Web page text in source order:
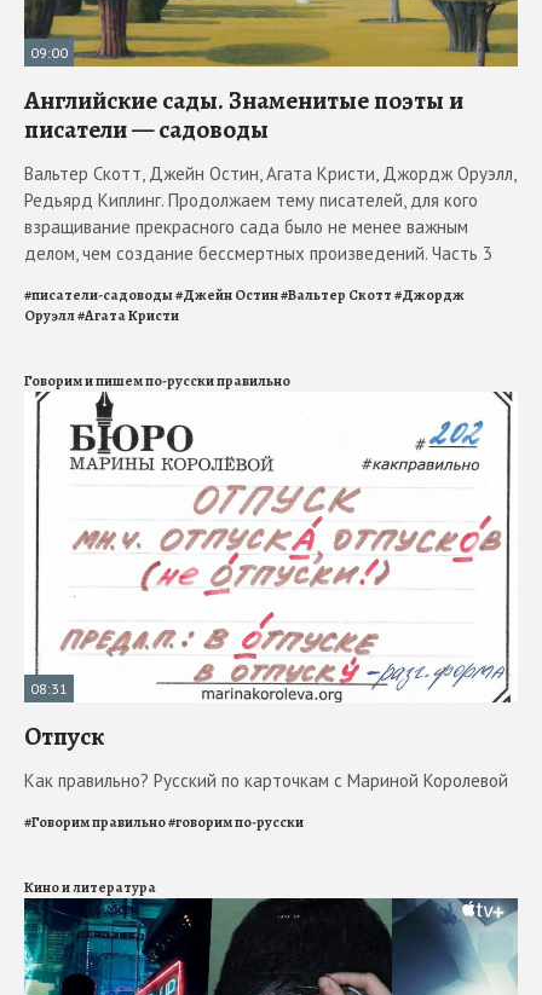
09:00
Английские сады. Знаменитые поэты и
писатели — садоводы
Вальтер Скотт, Джейн Остин, Агата Кристи, Джордж Оруэлл,
Редьярд Киплинг. Продолжаем тему писателей, для кого
взращивание прекрасного сада было не менее важным
делом, чем создание бессмертных произведений. Часть 3
#писатели-садоводы#Джейн Остин#Вальтер Скотт#Джордж
Оруэлл#Агата Кристи
Говорим и пишем по-русски правильно
08:31
Отпуск
Как правильно? Русский по карточкам с Мариной Королевой
#Говорим правильно#говорим по-русски
Кино и литература